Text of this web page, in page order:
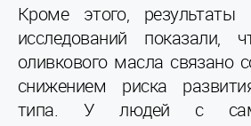
Кроме этого, результаты
исследований показали,
оливкового масла связано
снижением риска
типа. У людей с